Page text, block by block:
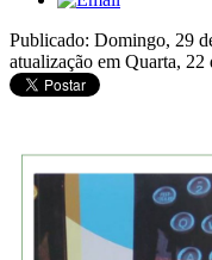
Publicado: Domingo, 29
atualização em Quarta,